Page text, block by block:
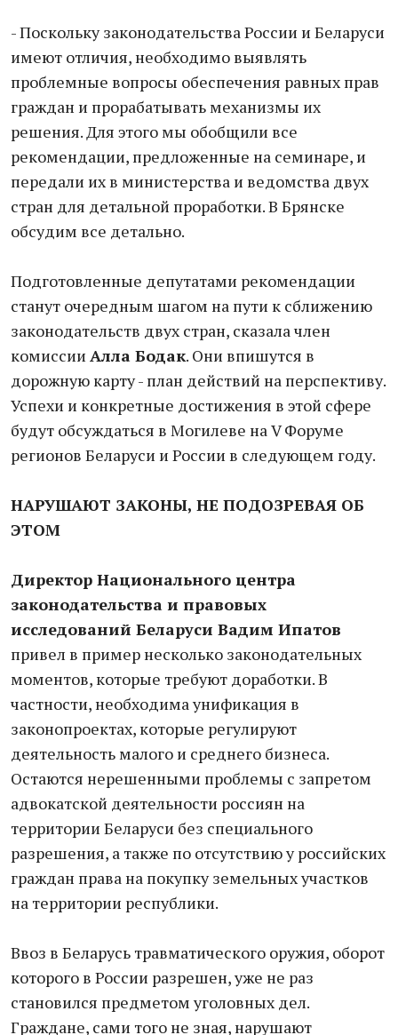
- Поскольку законодательства России и Беларуси
имеют отличия, необходимо выявлять
проблемные вопросы обеспечения равных прав
граждан и прорабатывать механизмы их
решения. Для этого мы обобщили все
рекомендации, предложенные на семинаре, и
передали их в министерства и ведомства двух
стран для детальной проработки. В Брянске
обсудим все детально.
Подготовленные депутатами рекомендации
станут очередным шагом на пути к сближению
законодательств двух стран, сказала член
комиссии Алла Бодак. Они впишутся в
дорожную карту - план действий на перспективу.
Успехи и конкретные достижения в этой сфере
будут обсуждаться в Могилеве на V Форуме
регионов Беларуси и России в следующем году.
НАРУШАЮТ ЗАКОНЫ, НЕ ПОДОЗРЕВАЯ ОБ
ЭТОМ
Директор Национального центра
законодательства и правовых
исследований Беларуси Вадим Ипатов
привел в пример несколько законодательных
моментов, которые требуют доработки. В
частности, необходима унификация в
законопроектах, которые регулируют
деятельность малого и среднего бизнеса.
Остаются нерешенными проблемы с запретом
адвокатской деятельности россиян на
территории Беларуси без специального
разрешения, а также по отсутствию у российских
граждан права на покупку земельных участков
на территории республики.
Ввоз в Беларусь травматического оружия, оборот
которого в России разрешен, уже не раз
становился предметом уголовных дел.
Граждане, сами того не зная, нарушают